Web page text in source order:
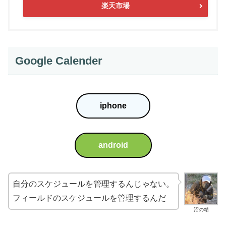
楽天市場
Google Calender
iphone
android
沼の精
自分のスケジュールを管理するんじゃない。
フィールドのスケジュールを管理するんだ